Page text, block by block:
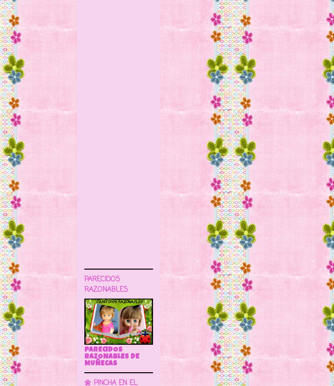
PARECIDOS
RAZONABLES
PARECIDOS
RAZONABLES DE
MUÑECAS
🌼 PINCHA EN EL